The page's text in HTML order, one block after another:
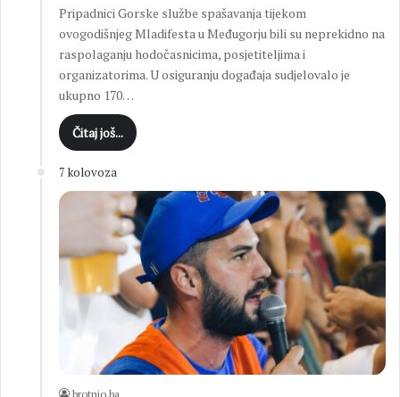
Pripadnici Gorske službe spašavanja tijekom
ovogodišnjeg Mladifesta u Međugorju bili su neprekidno na
raspolaganju hodočasnicima, posjetiteljima i
organizatorima. U osiguranju događaja sudjelovalo je
ukupno 170…
Čitaj još...
7 kolovoza
brotnjo.ba